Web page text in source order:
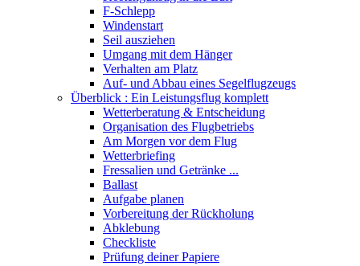
F-Schlepp
Windenstart
Seil ausziehen
Umgang mit dem Hänger
Verhalten am Platz
Auf- und Abbau eines Segelflugzeugs
Überblick : Ein Leistungsflug komplett
Wetterberatung & Entscheidung
Organisation des Flugbetriebs
Am Morgen vor dem Flug
Wetterbriefing
Fressalien und Getränke ...
Ballast
Aufgabe planen
Vorbereitung der Rückholung
Abklebung
Checkliste
Prüfung deiner Papiere